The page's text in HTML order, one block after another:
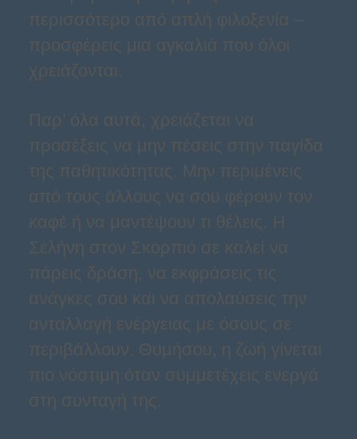
περισσότερο από απλή φιλοξενία –
προσφέρεις μια αγκαλιά που όλοι
χρειάζονται.
Παρ’ όλα αυτά, χρειάζεται να
προσέξεις να μην πέσεις στην παγίδα
της παθητικότητας. Μην περιμένεις
από τους άλλους να σου φέρουν τον
καφέ ή να μαντέψουν τι θέλεις. Η
Σελήνη στον Σκορπιό σε καλεί να
πάρεις δράση, να εκφράσεις τις
ανάγκες σου και να απολαύσεις την
ανταλλαγή ενέργειας με όσους σε
περιβάλλουν. Θυμήσου, η ζωή γίνεται
πιο νόστιμη όταν συμμετέχεις ενεργά
στη συνταγή της.